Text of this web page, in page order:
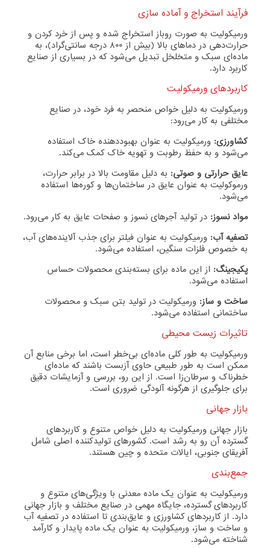
فرآیند استخراج و آماده سازی
ورمیکولیت به صورت روباز استخراج شده و پس از خرد کردن و
حرارت‌دهی در دماهای بالا (بیش از ۸۰۰ درجه سانتی‌گراد)، به
ماده‌ای سبک و متخلخل تبدیل می‌شود که در بسیاری از صنایع
کاربرد دارد.
کاربردهای ورمیکولیت
ورمیکولیت به دلیل خواص منحصر به فرد خود، در صنایع
مختلفی به کار می‌رود:
کشاورزی: ورمیکولیت به عنوان بهبوددهنده خاک استفاده
می‌شود و به حفظ رطوبت و تهویه خاک کمک می‌کند.
عایق حرارتی و صوتی: به دلیل مقاومت بالا در برابر حرارت،
ورموکولیت به عنوان عایق در ساختمان‌ها و کوره‌ها استفاده
می‌شود.
مواد نسوز: در تولید آجرهای نسوز و صفحات عایق به کار می‌رود.
تصفیه آب: ورمیکولیت به عنوان فیلتر برای جذب آلاینده‌های آب،
به خصوص فلزات سنگین، استفاده می‌شود.
پکیجینگ: از این ماده برای بسته‌بندی محصولات حساس
استفاده می‌شود.
ساخت و ساز: ورمیکولیت در تولید بتن سبک و محصولات
ساختمانی استفاده می‌شود.
تاثیرات زیست محیطی
ورمیکولیت به طور کلی ماده‌ای بی‌خطر است، اما برخی منابع آن
ممکن است به طور طبیعی حاوی آزبست باشند که ماده‌ای
خطرناک و سرطان‌زا است. از این رو، بررسی و آزمایشات دقیق
برای جلوگیری از هرگونه آلودگی ضروری است.
بازار جهانی
بازار جهانی ورمیکولیت به دلیل خواص متنوع و کاربردهای
گسترده آن رو به رشد است. کشورهای تولیدکننده اصلی شامل
آفریقای جنوبی، ایالات متحده و چین هستند.
جمع‌بندی
ورمیکولیت به عنوان یک ماده معدنی با ویژگی‌های متنوع و
کاربردهای گسترده، جایگاه مهمی در صنایع مختلف و بازار جهانی
دارد. از کاربردهای کشاورزی و عایق‌بندی تا استفاده در تصفیه آب
و ساخت و ساز، ورمیکولیت به عنوان یک ماده پایدار و کارآمد
شناخته می‌شود.